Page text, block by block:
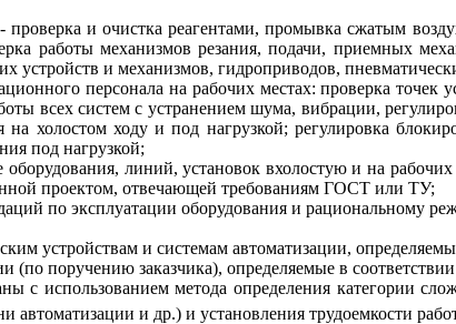
проверка и очистка реагентами, промывка сжатым
работы механизмов резания, подачи, приемных
и механизмов, гидроприводов,
персонала на рабочих местах: проверка точек
всех систем с устранением шума, вибрации,
холостом ходу и под нагрузкой; регулировка
под нагрузкой;
оборудования, линий, установок вхолостуюина
проектом, отвечающей требованиям ГОСТ или ТУ;
ций по эксплуатации оборудования и рациональному
устройствам и системам автоматизации,
(по поручению заказчика), определяемые в
с использованием метода определения категории
автоматизации и др.) и установления трудоемкости